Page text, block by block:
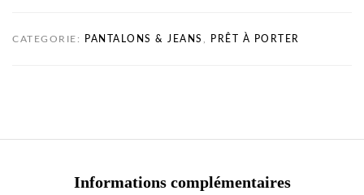
CATEGORIE: PANTALONS & JEANS PRÊT À PORTER
Informations complémentaires